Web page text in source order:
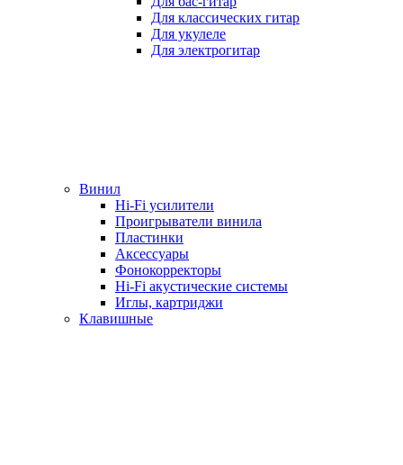
Для классических гитар
Для укулеле
Для электрогитар
Винил
Hi-Fi усилители
Проигрыватели винила
Пластинки
Аксессуары
Фонокорректоры
Hi-Fi акустические системы
Иглы, картриджи
Клавишные